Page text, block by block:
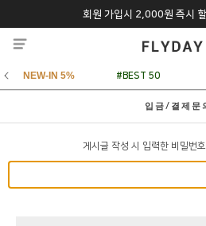
회원 가입시 2,000원 즉시 할
추석 특별 할인 10~20% 9/6 화
NEW-IN 5% #BEST 50
입금/결제문
게시글 작성 시 입력한 비밀번